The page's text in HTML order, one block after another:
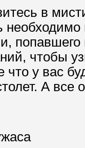
в
попавшего
чтобы
что у вас
А